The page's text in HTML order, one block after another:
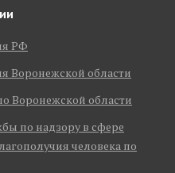
РФ
Воронежской области
Воронежской области
по надзору в сфере
человека по